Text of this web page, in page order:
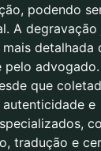
podendo
A degravação
detalhada
advogado.
que
e
tradução e